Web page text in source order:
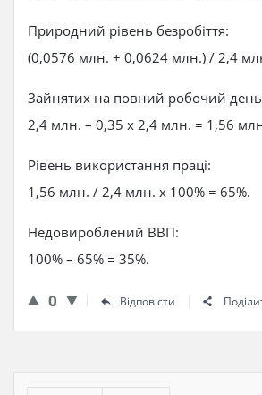
Природний рівень безробіття:
(0,0576 млн. + 0,0624 млн.) / 2,4
Зайнятих на повний робочий
2,4 млн. – 0,35 x 2,4 млн. = 1,56
Рівень використання праці:
1,56 млн. / 2,4 млн. x 100% = 65%.
Недовироблений ВВП:
100% – 65% = 35%.
0 Відповісти
Бічна